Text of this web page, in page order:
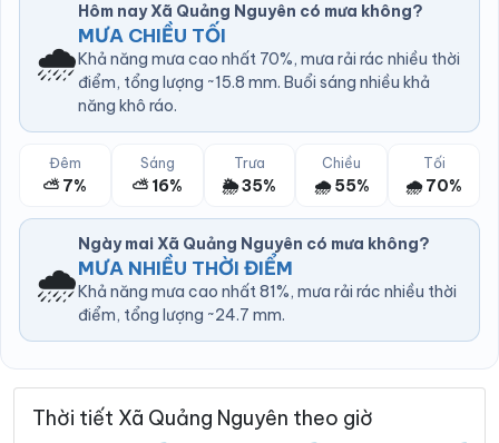
🌧️
Hôm nay Xã Quảng Nguyên có mưa không?
MƯA CHIỀU TỐI
Khả năng mưa cao nhất 70%, mưa rải rác nhiều thời
điểm, tổng lượng ~15.8 mm. Buổi sáng nhiều khả
năng khô ráo.
Đêm
⛅ 7%
Sáng
⛅ 16%
Trưa
🌦️ 35%
Chiều
🌧️ 55%
Tối
🌧️ 70%
🌧️
Ngày mai Xã Quảng Nguyên có mưa không?
MƯA NHIỀU THỜI ĐIỂM
Khả năng mưa cao nhất 81%, mưa rải rác nhiều thời
điểm, tổng lượng ~24.7 mm.
Thời tiết Xã Quảng Nguyên theo giờ